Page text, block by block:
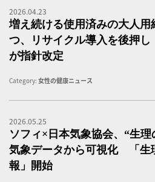
2026.04.23
増え続ける使用済みの大人用
つ、リサイクル導入を後押
が指針改定
Category: 女性の健康ニュース
2026.05.25
ソフィ×日本気象協会、“生理
気象データから可視化 「生
報」開始